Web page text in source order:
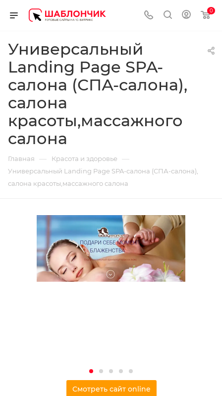
0
Универсальный
Landing Page SPA-
салона (СПА-салона),
салона
красоты,массажного
салона
Главная — Красота и здоровье —
Универсальный Landing Page SPA-салона (СПА-салона),
салона красоты,массажного салона
Смотреть сайт online